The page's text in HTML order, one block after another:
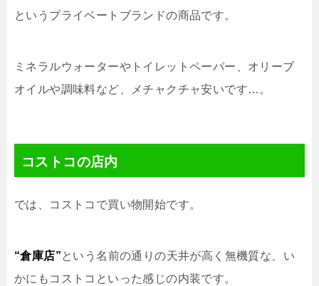
というプライベートブランドの商品です。
ミネラルウォーターやトイレットペーパー、オリーブ
オイルや調味料など、メチャクチャ安いです…。
コストコの店内
では、コストコで買い物開始です。
“倉庫店”という名前の通りの天井が高く無機質な、い
かにもコストコといった感じの内装です。